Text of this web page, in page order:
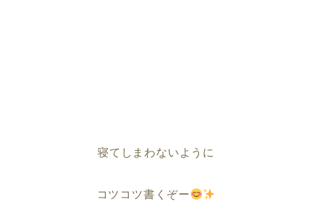
寝てしまわないように
コツコツ書くぞー